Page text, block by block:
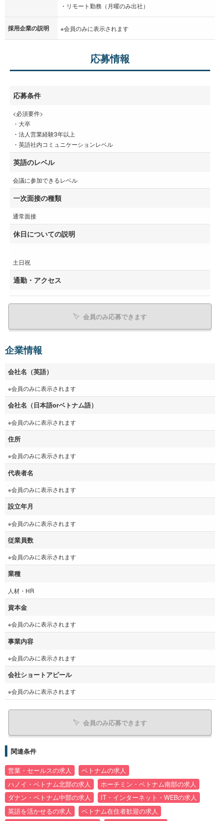
・リモート勤務（月曜のみ出社）
採用企業の説明 ※会員のみに表示されます
応募情報
応募条件
<必須要件>
・大卒
・法人営業経験3年以上
・英語社内コミュニケーションレベル
英語のレベル
会議に参加できるレベル
一次面接の種類
通常面接
休日についての説明
土日祝
通勤・アクセス
会員のみ応募できます
企業情報
会社名（英語）
※会員のみに表示されます
会社名（日本語orベトナム語）
※会員のみに表示されます
住所
※会員のみに表示されます
代表者名
※会員のみに表示されます
設立年月
※会員のみに表示されます
従業員数
※会員のみに表示されます
業種
人材・HR
資本金
※会員のみに表示されます
事業内容
※会員のみに表示されます
会社ショートアピール
※会員のみに表示されます
会員のみ応募できます
関連条件
営業・セールスの求人
ベトナムの求人
ハノイ・ベトナム北部の求人
ホーチミン・ベトナム南部の求人
ダナン・ベトナム中部の求人
IT・インターネット・WEBの求人
英語を活かせるの求人
ベトナム在住者歓迎の求人